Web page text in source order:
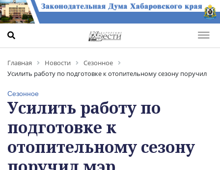
Главная Новости
Сезонное
Усилить работу по подготовке к отопительному сезону поручил
Сезонное
Усилить работу по
подготовке к
отопительному сезону